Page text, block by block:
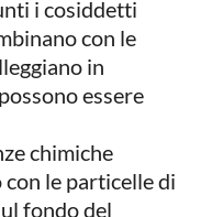
i cosiddetti
con le
in
essere
chimiche
le particelle di
fondo del